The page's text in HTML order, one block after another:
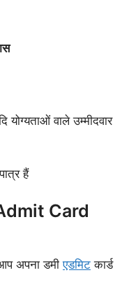
वाले उम्मीदवार
हैं
Card
अपना डमीएडमिट कार्ड